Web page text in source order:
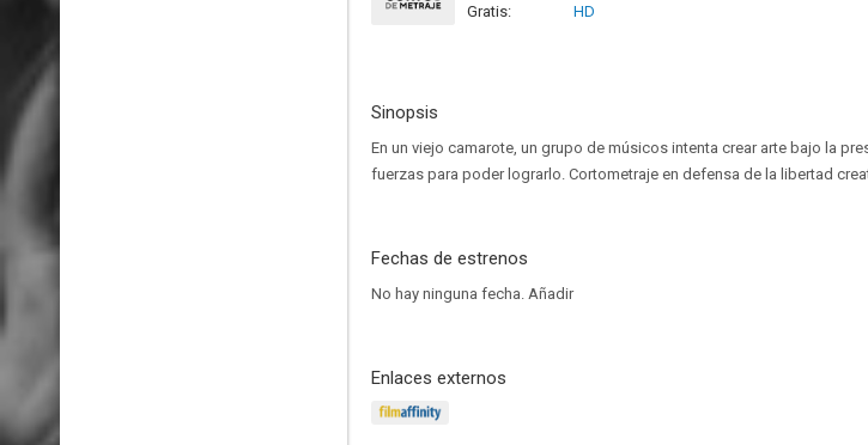
Gratis:
HD
Sinopsis
En un viejo camarote, un grupo de músicos intenta crear arte bajo la
fuerzas para poder lograrlo. Cortometraje en defensa de la libertad
Fechas de estrenos
No hay ninguna fecha. Añadir
Enlaces externos